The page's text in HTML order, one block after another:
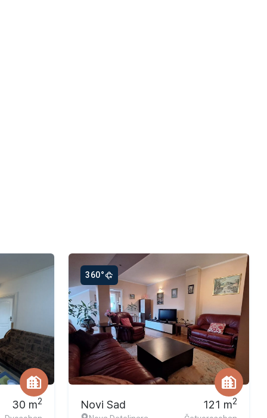
30 m2
360°
Ekskluzivna ponuda
Novi Sad 121 m2